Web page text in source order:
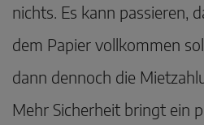
nichts. Es kann passieren,
dem Papier vollkommen
dann dennoch die
Mehr Sicherheit bringt ein